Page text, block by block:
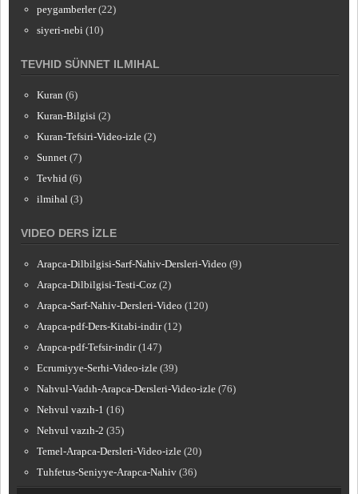
peygamberler (22)
siyeri-nebi (10)
TEVHID SÜNNET ILMIHAL
Kuran (6)
Kuran-Bilgisi (2)
Kuran-Tefsiri-Video-izle (2)
Sunnet (7)
Tevhid (6)
ilmihal (3)
VIDEO DERS İZLE
Arapca-Dilbilgisi-Sarf-Nahiv-Dersleri-Video (9)
Arapca-Dilbilgisi-Testi-Coz (2)
Arapca-Sarf-Nahiv-Dersleri-Video (120)
Arapca-pdf-Ders-Kitabi-indir (12)
Arapca-pdf-Tefsir-indir (147)
Ecrumiyye-Serhi-Video-izle (39)
Nahvul-Vadıh-Arapca-Dersleri-Video-izle (76)
Nehvul vazıh-1 (16)
Nehvul vazıh-2 (35)
Temel-Arapca-Dersleri-Video-izle (20)
Tuhfetus-Seniyye-Arapca-Nahiv (36)